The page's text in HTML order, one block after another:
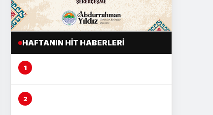
HAFTANIN HIT HABERLERI